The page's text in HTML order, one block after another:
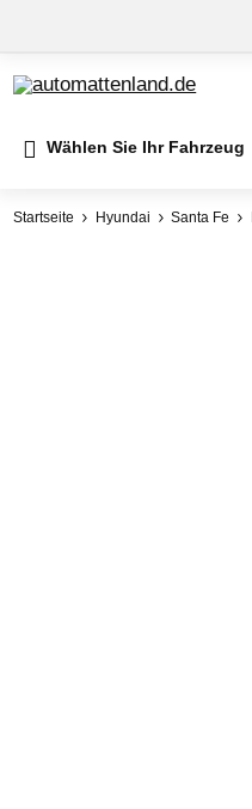
Wählen Sie Ihr Fahrzeug
Startseite Hyundai Santa Fe